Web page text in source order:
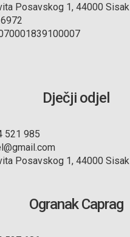
Posavskog 1, 44000 Sisak
Dječji odjel
521 985
Posavskog 1, 44000 Sisak
Ogranak Caprag